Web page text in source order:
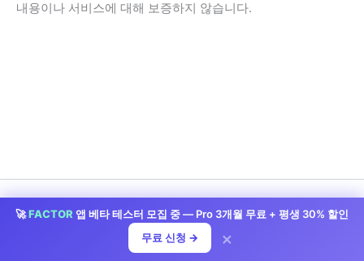
🚀FACTOR 앱 베타 테스터 모집 중 — Pro 3개월 무료 + 평생 30% 할인
무료 신청 →
×
내용이나 서비스에 대해 보증하지 않습니다.
저작권 © 2026 StockLife | 제공처:아스트라 워드프레스 테마